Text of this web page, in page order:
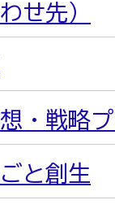
せ先）
・戦略
と創生